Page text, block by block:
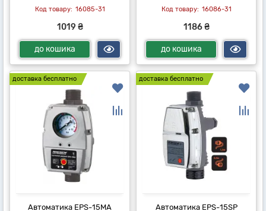
16085-31
1019 ₴
до кошика
16086-31
1186 ₴
до кошика
доставка бесплатно
Автоматика EPS-15MA
доставка бесплатно
Автоматика EPS-15SP